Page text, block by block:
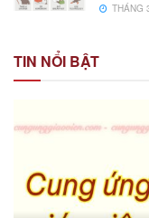
THÁNG
TIN NỔI BẬT